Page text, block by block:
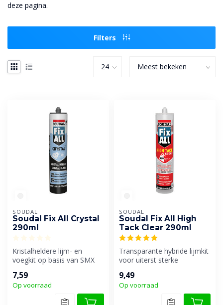
deze pagina.
Filters
SOUDAL
Soudal Fix All Crystal
290ml
Kristalheldere lijm- en
voegkit op basis van SMX
krac...
7,59
Op voorraad
SOUDAL
Soudal Fix All High
Tack Clear 290ml
Transparante hybride lijmkit
voor uiterst sterke
materialen...
9,49
Op voorraad